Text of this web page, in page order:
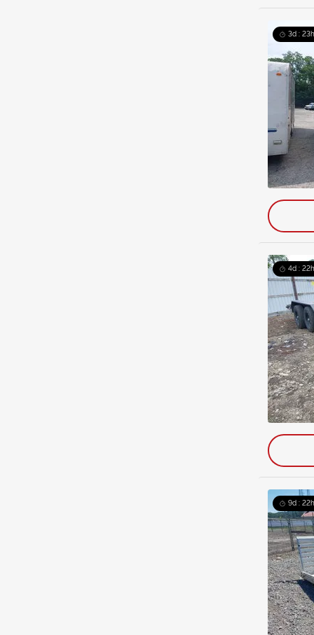
3d :
4d :
9d :